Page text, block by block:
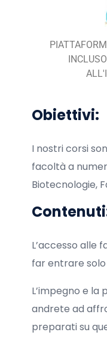
Obiettivi:
I nostri corsi
facoltà a
Biotecnologie,
L’accesso alle
far entrare
L’impegno e
andrete ad
preparati su